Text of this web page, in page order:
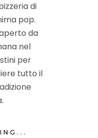
di
pop.
da
nel
per
tutto il